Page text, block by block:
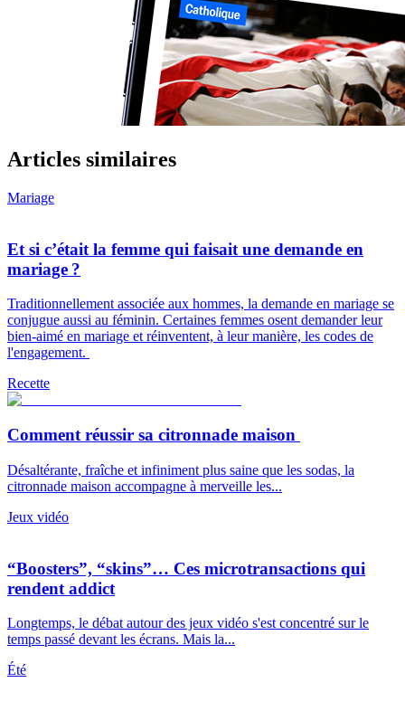
Articles similaires
Mariage
Et si c’était la femme qui faisait une demande en
mariage ?
Traditionnellement associée aux hommes, la demande en mariage se
conjugue aussi au féminin. Certaines femmes osent demander leur
bien-aimé en mariage et réinventent, à leur manière, les codes de
l'engagement.
Recette
Comment réussir sa citronnade maison
Désaltérante, fraîche et infiniment plus saine que les sodas, la
citronnade maison accompagne à merveille les...
Jeux vidéo
“Boosters”, “skins”… Ces microtransactions qui
rendent addict
Longtemps, le débat autour des jeux vidéo s'est concentré sur le
temps passé devant les écrans. Mais la...
Été